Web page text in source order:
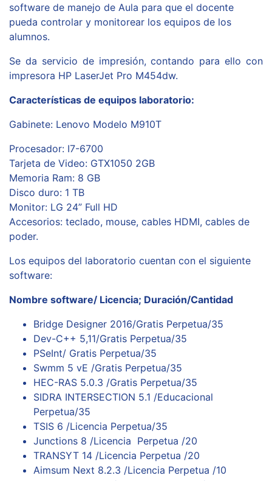
software de manejo de Aula para que el docente
pueda controlar y monitorear los equipos de los
alumnos.
Se da servicio de impresión, contando para ello con
impresora HP LaserJet Pro M454dw.
Características de equipos laboratorio:
Gabinete: Lenovo Modelo M910T
Procesador: I7-6700
Tarjeta de Video: GTX1050 2GB
Memoria Ram: 8 GB
Disco duro: 1 TB
Monitor: LG 24” Full HD
Accesorios: teclado, mouse, cables HDMI, cables de
poder.
Los equipos del laboratorio cuentan con el siguiente
software:
Nombre software/ Licencia; Duración/Cantidad
Bridge Designer 2016/Gratis Perpetua/35
Dev-C++ 5,11/Gratis Perpetua/35
PSeInt/ Gratis Perpetua/35
Swmm 5 vE /Gratis Perpetua/35
HEC-RAS 5.0.3 /Gratis Perpetua/35
SIDRA INTERSECTION 5.1 /Educacional
Perpetua/35
TSIS 6 /Licencia Perpetua/35
Junctions 8 /Licencia Perpetua /20
TRANSYT 14 /Licencia Perpetua /20
Aimsum Next 8.2.3 /Licencia Perpetua /10